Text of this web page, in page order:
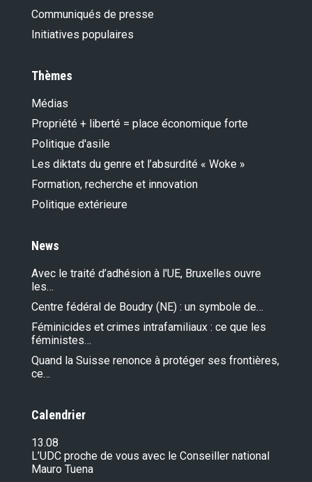
Communiqués de presse
Initiatives populaires
Thèmes
Médias
Propriété + liberté = place économique forte
Politique d'asile
Les diktats du genre et l’absurdité « Woke »
Formation, recherche et innovation
Politique extérieure
News
Avec le traité d’adhésion à l'UE, Bruxelles ouvre
les…
Centre fédéral de Boudry (NE) : un symbole de…
Féminicides et crimes intrafamiliaux : ce que les
féministes…
Quand la Suisse renonce à protéger ses frontières,
ce…
Calendrier
13.08
L’UDC proche de vous avec le Conseiller national
Mauro Tuena